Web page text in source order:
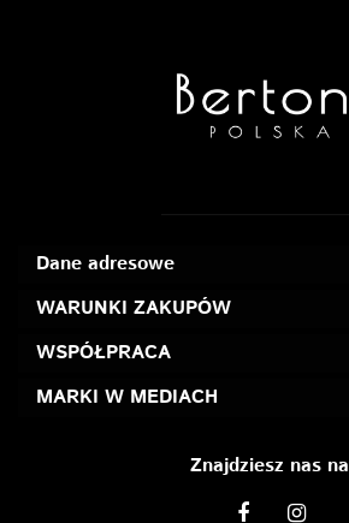
Dane adresowe
WARUNKI ZAKUPÓW
WSPÓŁPRACA
MARKI W MEDIACH
Znajdziesz nas na